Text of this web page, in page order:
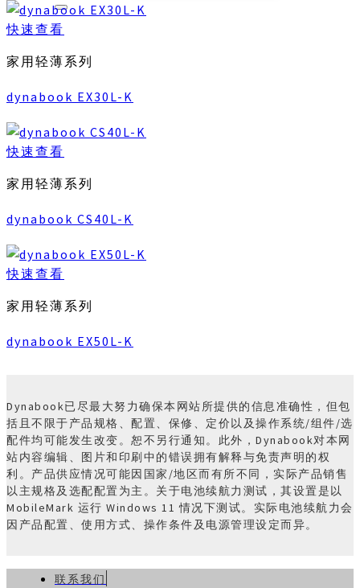
快速查看
家用轻薄系列
dynabook EX30L-K
快速查看
家用轻薄系列
dynabook CS40L-K
快速查看
家用轻薄系列
dynabook EX50L-K
Dynabook已尽最大努力确保本网站所提供的信息准确性，但包
括且不限于产品规格、配置、保修、定价以及操作系统/组件/选
配件均可能发生改变。恕不另行通知。此外，Dynabook对本网
站内容编辑、图片和印刷中的错误拥有解释与免责声明的权
利。产品供应情况可能因国家/地区而有所不同，实际产品销售
以主规格及选配配置为主。关于电池续航力测试，其设置是以
MobileMark 运行 Windows 11 情况下测试。实际电池续航力会
因产品配置、使用方式、操作条件及电源管理设定而异。
联系我们